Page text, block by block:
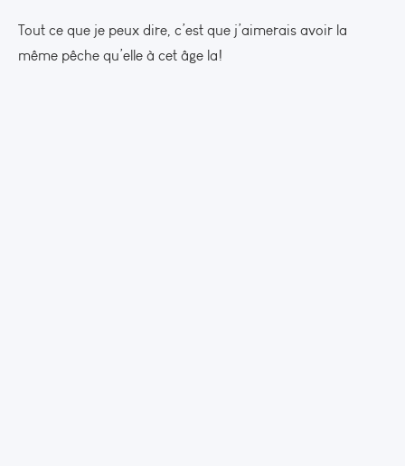
Tout ce que je peux dire, c’est que j’aimerais avoir la
même pêche qu’elle à cet âge la!